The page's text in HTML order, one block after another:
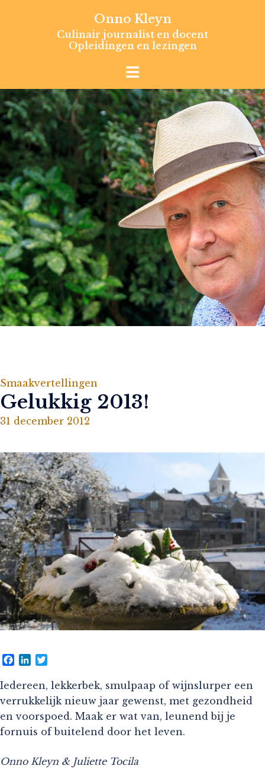
Onno Kleyn
Culinair journalist en docent
Opleidingen en lezingen
Smaakvertellingen
Gelukkig 2013!
31 december 2012
Facebook
LinkedIn
Iedereen, lekkerbek, smulpaap of wijnslurper een
verrukkelijk nieuw jaar gewenst, met gezondheid
en voorspoed. Maak er wat van, leunend bij je
fornuis of buitelend door het leven.
Onno Kleyn & Juliette Tocila